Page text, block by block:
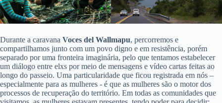
Durante a caravana Voces del Wallmapu, percorremos e
compartilhamos junto com um povo digno e em resistência, porém
separado por uma fronteira imaginária, pelo que tentamos estabelecer
um diálogo entre elxs por meio de mensagens e vídeo cartas feitas ao
longo do passeio. Uma particularidade que ficou registrada em nós –
especialmente para as mulheres - é que as mulheres são o motor dos
processos de recuperação do território. Em todas as comunidades que